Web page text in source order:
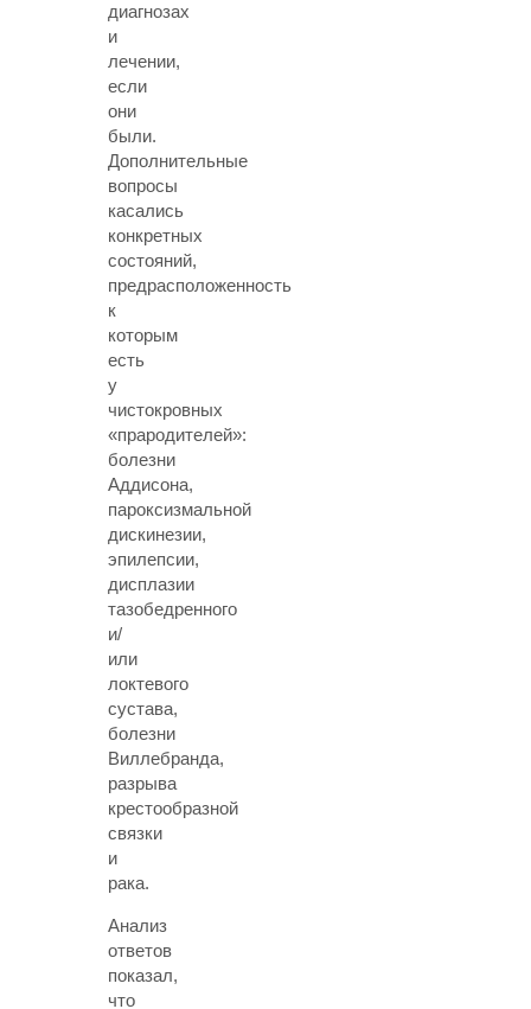
диагнозах
и
лечении,
если
они
были.
Дополнительные
вопросы
касались
конкретных
состояний,
предрасположенность
к
которым
есть
у
чистокровных
«прародителей»:
болезни
Аддисона,
пароксизмальной
дискинезии,
эпилепсии,
дисплазии
тазобедренного
и/
или
локтевого
сустава,
болезни
Виллебранда,
разрыва
крестообразной
связки
и
рака.
Анализ
ответов
показал,
что